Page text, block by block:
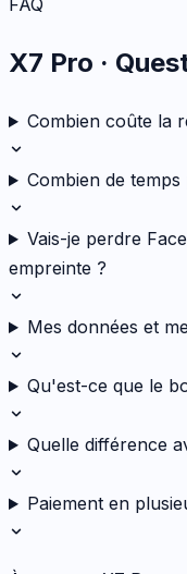
FAQ
X7 Pro ·
Combien coûte la
Combien de
Vais-je perdre
empreinte ?
Mes données et
Qu'est-ce que le
Quelle différence
Paiement en